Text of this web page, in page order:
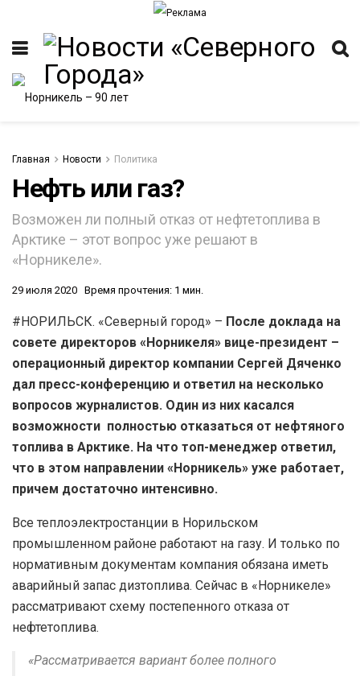
Главная Новости Политика
Нефть или газ?
Возможен ли полный отказ от нефтетоплива в
Арктике – этот вопрос уже решают в
«Норникеле».
29 июля 2020 Время прочтения: 1 мин.
#НОРИЛЬСК. «Северный город» – После доклада на
совете директоров «Норникеля» вице-президент –
операционный директор компании Сергей Дяченко
дал пресс-конференцию и ответил на несколько
вопросов журналистов. Один из них касался
возможности полностью отказаться от нефтяного
топлива в Арктике. На что топ-менеджер ответил,
что в этом направлении «Норникель» уже работает,
причем достаточно интенсивно.
Все теплоэлектростанции в Норильском
промышленном районе работают на газу. И только по
нормативным документам компания обязана иметь
аварийный запас дизтоплива. Сейчас в «Норникеле»
рассматривают схему постепенного отказа от
нефтетоплива.
«Рассматривается вариант более полного